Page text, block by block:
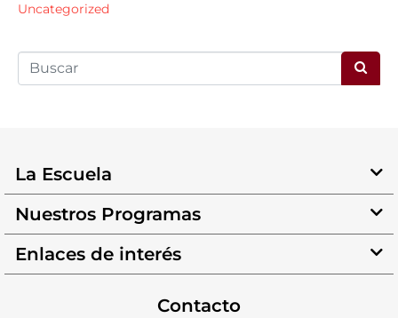
Uncategorized
La Escuela
Nuestros Programas
Enlaces de interés
Contacto